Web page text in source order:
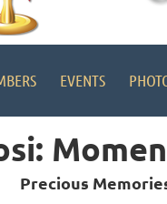
EVENTS
Precious